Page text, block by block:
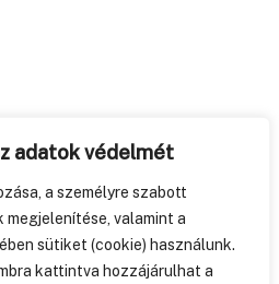
adatok védelmét
a személyre szabott
valamint a
sütiket (cookie) használunk.
kattintva hozzájárulhat a